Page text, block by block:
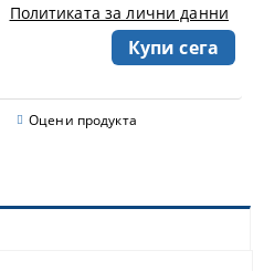
Политиката за лични данни
Оцени продукта